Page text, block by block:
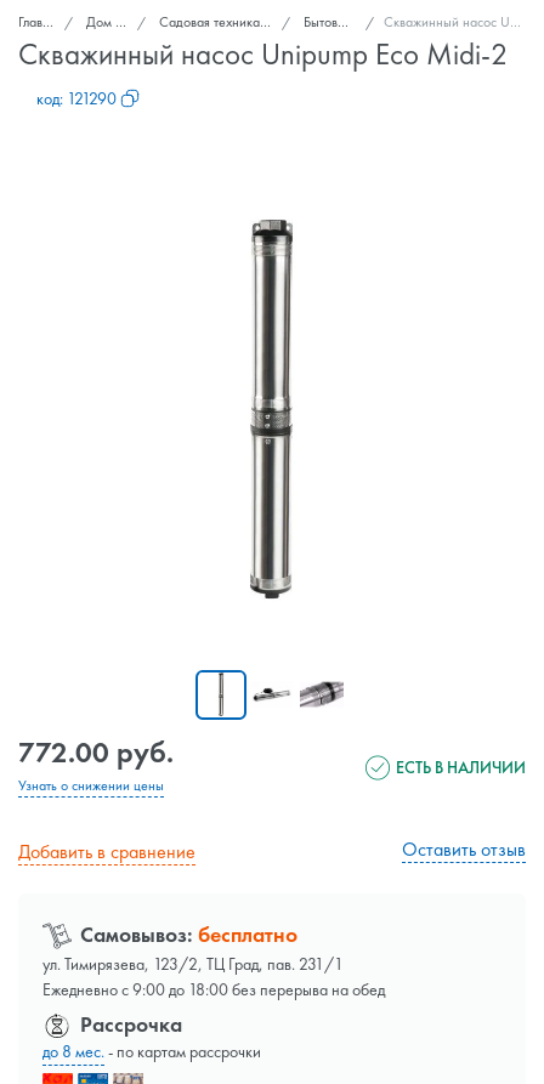
Главная Дом и сад Садовая техника и инструменты Бытовые насосы Скважинный насос Unipump Eco Midi-2
Скважинный насос Unipump Eco Midi-2
код: 121290
772.00 руб.
Узнать о снижении цены
ЕСТЬ В НАЛИЧИИ
Добавить в сравнение Оставить отзыв
Самовывоз: бесплатно
ул. Тимирязева, 123/2, ТЦ Град, пав. 231/1
Ежедневно с 9:00 до 18:00 без перерыва на обед
Рассрочка
до 8 мес.- по картам рассрочки